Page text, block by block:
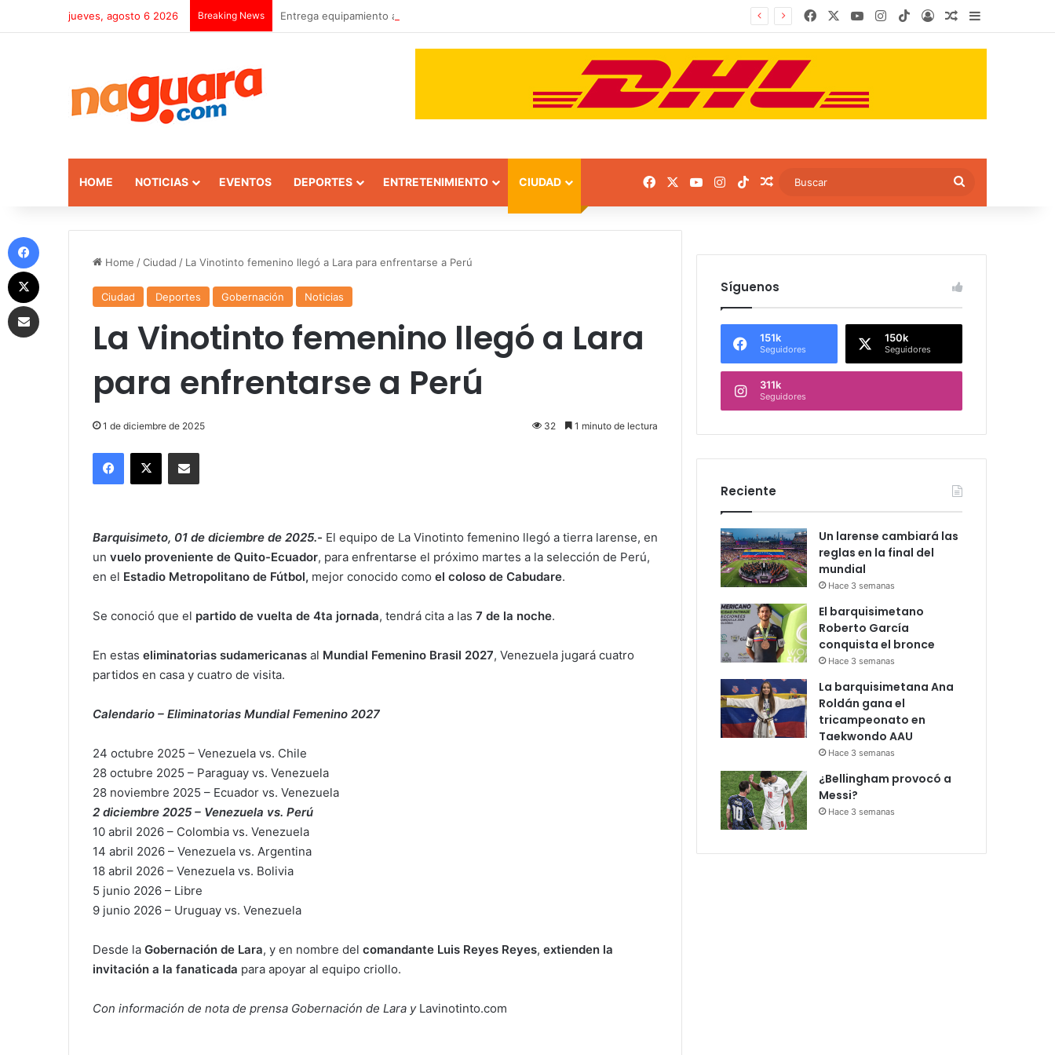
jueves, agosto 6 2026 Breaking News Entrega equipamiento a 8 instituciones educativas en Tamaca FacebookYouTubeInstagram
TikTokLog InArtículo
Sidebar
HOME NOTICIAS EVENTOS DEPORTES ENTRETENIMIENTO CIUDAD FacebookYouTubeInstagram
TikTokArtículo aleatorio Buscar
Home /Ciudad / La Vinotinto femenino llegó a Lara para enfrentarse a Perú
Ciudad Deportes Gobernación Noticias
La Vinotinto femenino llegó a Lara
para enfrentarse a Perú
1 de diciembre de 2025 32 1 minuto de lectura
Facebook
X Compartir por correo electrónico
Barquisimeto, 01 de diciembre de 2025.- El equipo de La Vinotinto femenino llegó a tierra larense, en
un vuelo proveniente de Quito-Ecuador, para enfrentarse el próximo martes a la selección de Perú,
en el Estadio Metropolitano de Fútbol, mejor conocido como el coloso de Cabudare.
Se conoció que el partido de vuelta de 4ta jornada, tendrá cita a las 7 de la noche.
En estas eliminatorias sudamericanas al Mundial Femenino Brasil 2027, Venezuela jugará cuatro
partidos en casa y cuatro de visita.
Calendario – Eliminatorias Mundial Femenino 2027
24 octubre 2025 – Venezuela vs. Chile
28 octubre 2025 – Paraguay vs. Venezuela
28 noviembre 2025 – Ecuador vs. Venezuela
2 diciembre 2025 – Venezuela vs. Perú
10 abril 2026 – Colombia vs. Venezuela
14 abril 2026 – Venezuela vs. Argentina
18 abril 2026 – Venezuela vs. Bolivia
5 junio 2026 – Libre
9 junio 2026 – Uruguay vs. Venezuela
Desde la Gobernación de Lara, y en nombre del comandante Luis Reyes Reyes, extienden la
invitación a la fanaticada para apoyar al equipo criollo.
Con información de nota de prensa Gobernación de Lara y Lavinotinto.com
Síguenos
151k
Seguidores
150k
Seguidores
311k
Seguidores
Reciente
Un larense cambiará las
reglas en la final del
mundial
Hace 3 semanas
El barquisimetano
Roberto García
conquista el bronce
Hace 3 semanas
La barquisimetana Ana
Roldán gana el
tricampeonato en
Taekwondo AAU
Hace 3 semanas
¿Bellingham provocó a
Messi?
Hace 3 semanas
Compartir por correo electrónico